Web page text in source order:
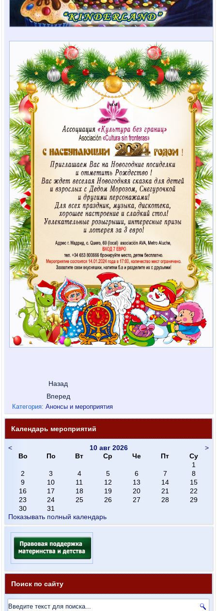
Назад
Вперед
Категория:Анонсы и мероприятия
Календарь мероприятий
< >
10 авг 2026
Во
По Вт Ср Че Пт
Су
1
2
3 4 5 6 7
8
9
10 11 12 13 14
15
16
17 18 19 20 21
22
23
24 25 26 27 28
29
30
31
Показывать полный календарь
Поиск по сайту